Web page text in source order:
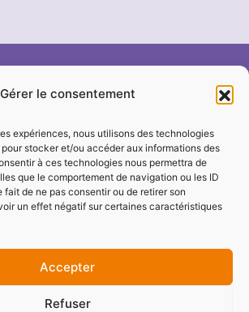
Gérer le consentement
expériences, nous utilisons des technologies
stocker et/ou accéder aux informations des
à ces technologies nous permettra de
que le comportement de navigation ou les ID
fait de ne pas consentir ou de retirer son
un effet négatif sur certaines caractéristiques
Accepter
Refuser
/ COLLECTIVITÉ
PARTICULIER